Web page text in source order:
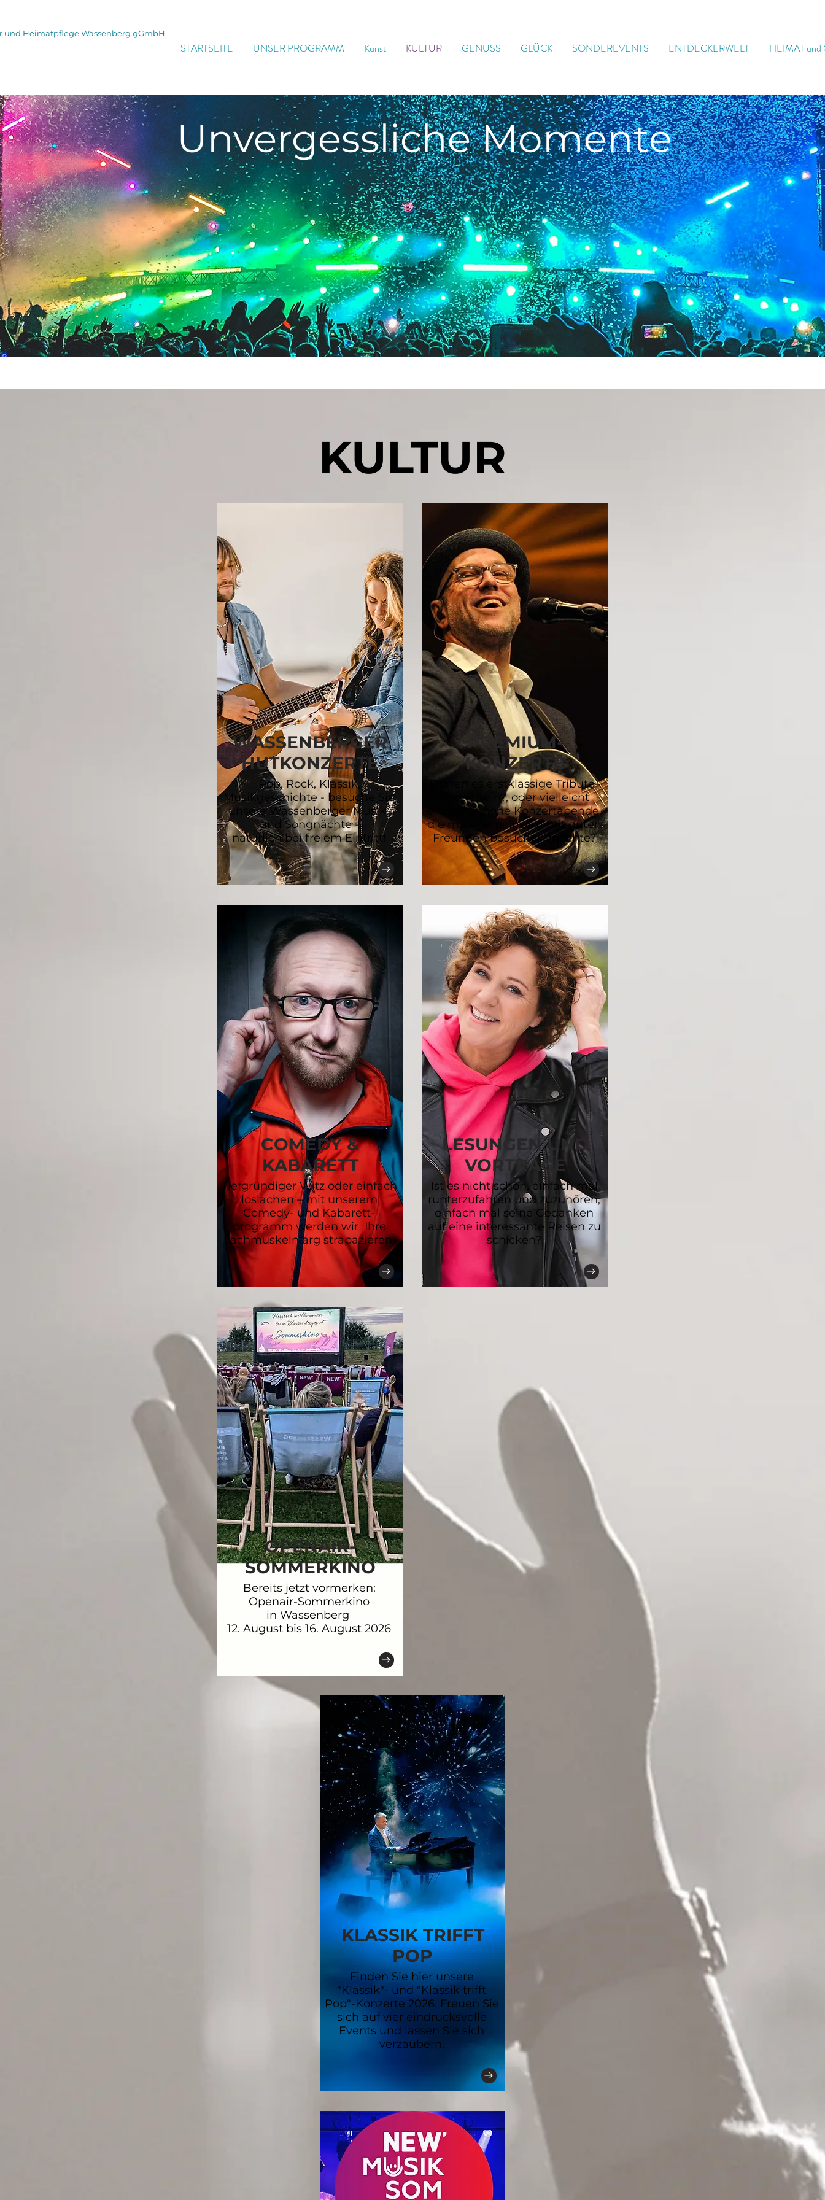
und Heimatpflege Wassenberg gGmbH
STARTSEITE UNSER PROGRAMM Kunst KULTUR GENUSS GLÜCK SONDEREVENTS ENTDECKERWELT HEIMAT
UnvergesslicheMomente
KULTUR
WASSENBERGER
HUTKONZERTE
Pop, Rock, Klassik,
Musikgeschichte - besuche Sie
unsere Wassenberger Musik-
und Songnächte -
natürlich bei freiem Eintritt!
COMEDY &
KABARETT
Tiefgründiger Witz oder einfach
loslachen – mit unserem
Comedy- und Kabarett-
programm werden wir Ihre
Lachmuskeln arg strapazieren.
OPENAIR-
SOMMERKINO
Bereits jetzt vormerken:
Openair-Sommerkino
in Wassenberg
12. August bis 16. August 2026
PREMIUM-
KONZERTE
Dürfen es erstklassige Tribute-
Shows sein?, oder vielleicht
einfach schöne Konzertabende,
die man gemeinsam mit guten
Freunden besuchen möchte?
LESUNGEN UND
VORTRÄGE
Ist es nicht schön, einfach mal
runterzufahren und zuzuhören,
einfach mal seine Gedanken
auf eine interessante Reisen zu
schicken?
KLASSIK TRIFFT
POP
Finden Sie hier unsere
"Klassik"- und "Klassik trifft
Pop"-Konzerte 2026. Freuen Sie
sich auf vier eindrucksvolle
Events und lassen Sie sich
verzaubern.